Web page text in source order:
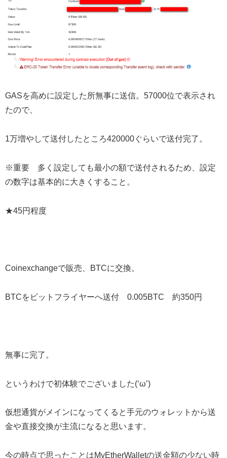
GASを高めに設定した所無事に送信。57000位で表示され
たので、
1万増やして送付したところ420000ぐらいで送付完了。
※重要 多く設定しても最小の額で送付されるため、設定
の数字は基本的に大きくすること。
★45円程度
Coinexchangeで販売、BTCに交換。
BTCをビットフライヤーへ送付 0.005BTC 約350円
無事に完了。
というわけで初体験でございました(‘ω’)
仮想通貨がメインになってくると手元のウォレットから送
金や直接交換が主流になると思います。
今の時点で思ったことはMyEtherWalletの送金額の少ない時